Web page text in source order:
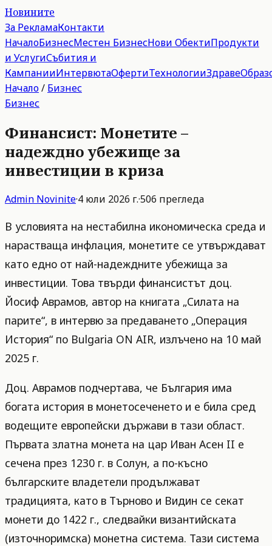
Новините
За РекламаКонтакти
НачалоБизнесМестен БизнесНови ОбектиПродукти
и УслугиСъбития и
КампанииИнтервютаОфертиТехнологииЗдраве
Начало/ Бизнес
Бизнес
Финансист: Монетите –
надеждно убежище за
инвестиции в криза
Admin Novinite·4 юли 2026 г.·506 прегледа
В условията на нестабилна икономическа среда и
нарастваща инфлация, монетите се утвърждават
като едно от най-надеждните убежища за
инвестиции. Това твърди финансистът доц.
Йосиф Аврамов, автор на книгата „Силата на
парите“, в интервю за предаването „Операция
История“ по Bulgaria ON AIR, излъчено на 10 май
2025 г.
Доц. Аврамов подчертава, че България има
богата история в монетосеченето и е била сред
водещите европейски държави в тази област.
Първата златна монета на цар Иван Асен II е
сечена през 1230 г. в Солун, а по-късно
българските владетели продължават
традицията, като в Търново и Видин се секат
монети до 1422 г., следвайки византийската
(източноримска) монетна система. Тази система